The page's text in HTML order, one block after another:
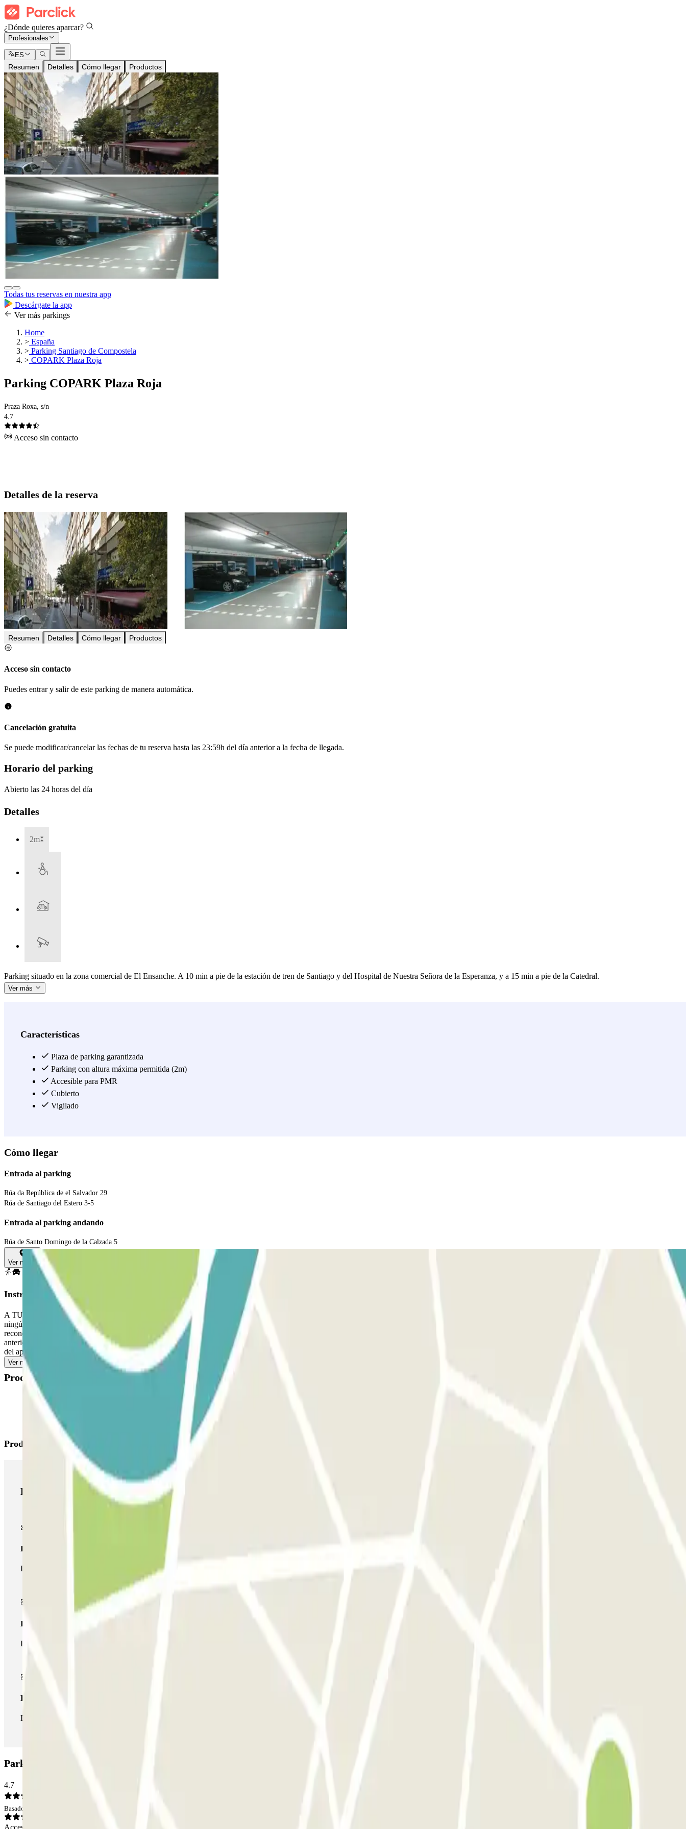
¿Dónde quieres aparcar?
Profesionales
ES
Resumen Detalles Cómo llegar Productos
Todas tus reservas en nuestra app
Descárgate la app
Ver más parkings
Home
> España
> Parking Santiago de Compostela
> COPARK Plaza Roja
Parking COPARK Plaza Roja
Praza Roxa, s/n
4.7
Acceso sin contacto
Detalles de la reserva
Resumen Detalles Cómo llegar Productos
Acceso sin contacto
Puedes entrar y salir de este parking de manera automática.
Cancelación gratuita
Se puede modificar/cancelar las fechas de tu reserva hasta las 23:59h del día anterior a la fecha de llegada.
Horario del parking
Abierto las 24 horas del día
Detalles
2m
Parking situado en la zona comercial de El Ensanche. A 10 min a pie de la estación de tren de Santiago y del Hospital de Nuestra Señora de la Esperanza, y a 15 min a pie de la Catedral.
Ver más
Características
Plaza de parking garantizada
Parking con altura máxima permitida (2m)
Accesible para PMR
Cubierto
Vigilado
Cómo llegar
Entrada al parking
Rúa da República de el Salvador 29
Rúa de Santiago del Estero 3-5
Entrada al parking andando
Rúa de Santo Domingo de la Calzada 5
Ver mapa
Instrucciones
A TU LLEGADA: Accede al parking PARA ABRIR LA BARRERA: Detente frente a la barrera. El lector de matrículas reconocerá tu vehículo y la barrera se abrirá automáticamente sin necesidad de pulsar
ningún botón. Aparca en cualquier plaza libre. SI LA BARRERA NO SE ABRE: llama al interfono 24h indicando tu número de matrícula. PARA SALIR: Detente frente a la barrera. El lector de matrículas
reconocerá tu vehículo y la barrera se abrirá automáticamente sin necesidad de pulsar ningún botón. SI TU PASE PERMITE ENTRADAS Y SALIDAS ILIMITADAS: Sigue el mismo procedimiento indicado
anteriormente para entrar y salir. Si has excedido el tiempo de estancia: ve al cajero automático e indica tu número de matrícula para abonar el exceso con tarjeta de crédito. El exceso se calculará a precio de tarifa
del aparcamiento.
Ver más
Productos disponibles
Productos de Parclick
Productos de Parclick
Pase básico
Durante tu estancia podrás entrar y salir una única vez al parking
Pase multiparking
Durante tu estancia podrás hacer uso de toda la red de parkings de este operador disponibles en Parclick.
Pase ilimitado
Durante tu estancia podrás entrar y salir del parking todas las veces que quieras.
Parking COPARK Plaza Roja: Opiniones
4.7
Basado en 19 opiniones
Acceso